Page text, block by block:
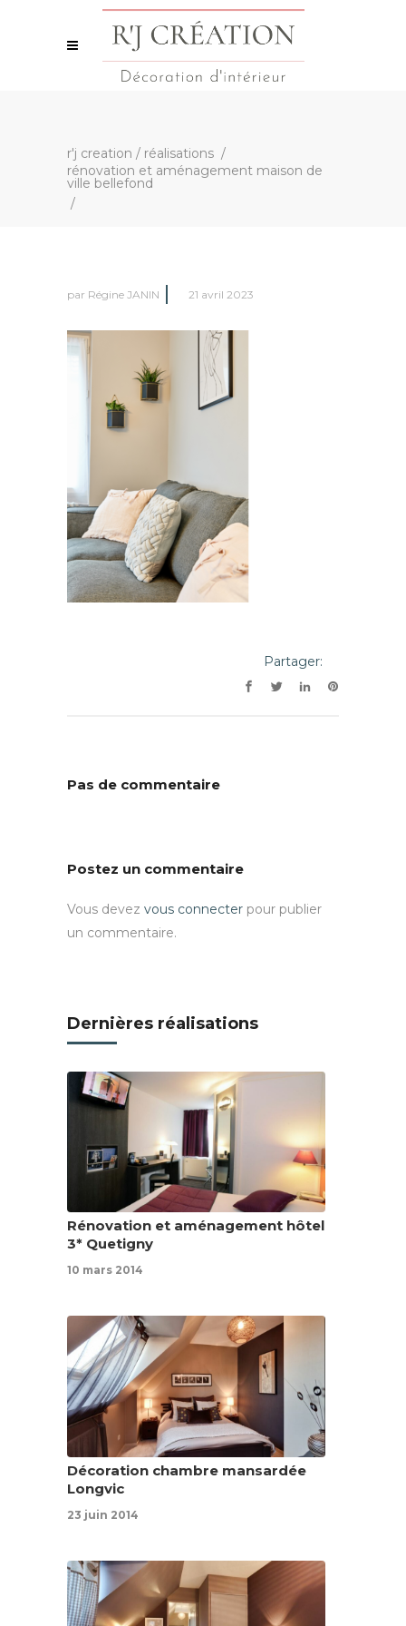
r'j creation / réalisations /
rénovation et aménagement maison de
ville bellefond
/
par Régine JANIN 21 avril 2023
Partager:
Pas de commentaire
Postez un commentaire
Vous devez vous connecter pour publier
un commentaire.
Dernières réalisations
Rénovation et aménagement hôtel
3* Quetigny
10 mars 2014
Décoration chambre mansardée
Longvic
23 juin 2014